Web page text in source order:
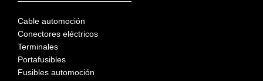
Cable automoción
Conectores eléctricos
Terminales
Portafusibles
Fusibles automoción